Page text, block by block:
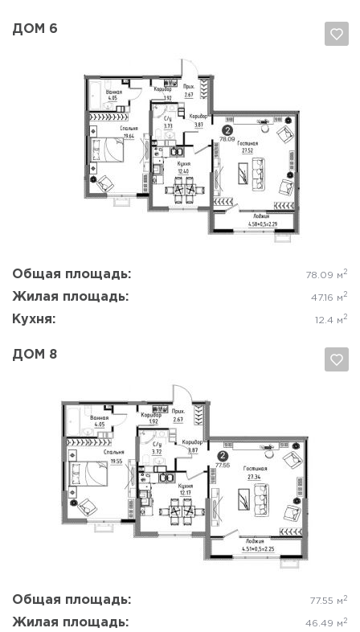
ДОМ 6
Общая площадь: 78.09 м 2
Жилая площадь: 47.16 м 2
Кухня: 12.4 м 2
Да, удалить Отмена
ДОМ 8
Общая площадь: 77.55 м 2
Жилая площадь: 46.49 м 2
Да, удалить Отмена